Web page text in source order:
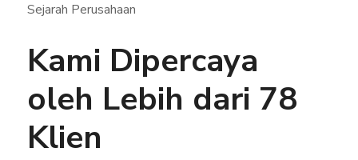
Sejarah Perusahaan
Kami Dipercaya
oleh Lebih dari 78
Klien